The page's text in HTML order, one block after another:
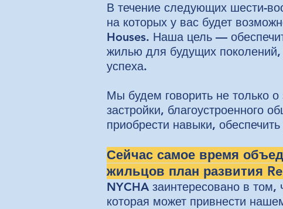
В течение следующих шести-
на которых у вас будет
Houses. Наша цель —
жилью для будущих
успеха.
Мы будем говорить не только
застройки, благоустроенного
приобрести навыки,
Сейчас самое время
жильцов план развития
NYCHA заинтересовано в
которая может привнести